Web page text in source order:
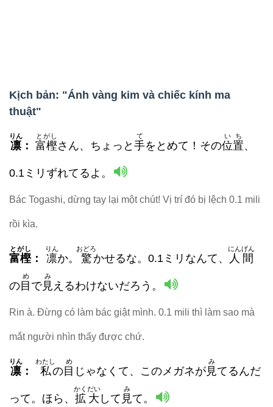
Kịch bản: "Ánh vàng kim và chiếc kính ma
thuật"
凛
りん
： 富樫
とがし
さん、ちょっと 手
て
をとめて！その位置
いち
、
0.1ミリずれてるよ。
Bác Togashi, dừng tay lại một chút! Vị trí đó bị lệch 0.1 mili
rồi kìa.
富樫
とがし
： 凛
りん
か。 驚
おどろ
かせるな。0.1ミリなんて、 人間
にんげん
の目
め
で見
み
えるわけないだろう。
Rin à. Đừng có làm bác giật mình. 0.1 mili thì làm sao mà
mắt người nhìn thấy được chứ.
凛
りん
： 私
わたし
の目
め
じゃなくて、このメガネが見
み
てるんだ
って。ほら、 拡大
かくだい
して 見
み
て。